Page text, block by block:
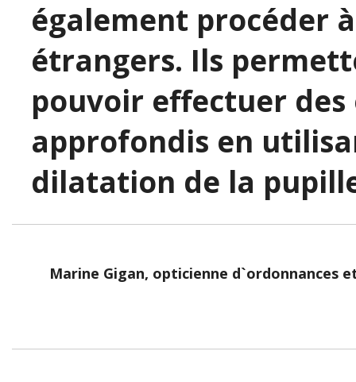
également procéder
étrangers. Ils
pouvoir effectuer
approfondis en
dilatation de la
Marine Gigan, opticienne d`ordonnances